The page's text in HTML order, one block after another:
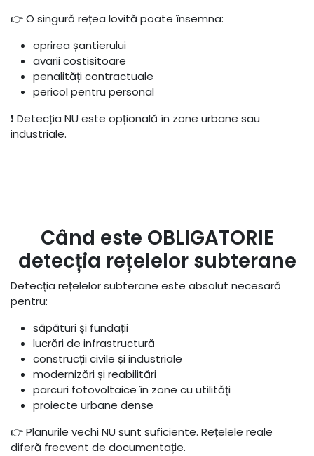
👉 O singură rețea lovită poate însemna:
oprirea șantierului
avarii costisitoare
penalități contractuale
pericol pentru personal
❗ Detecția NU este opțională în zone urbane sau
industriale.
Când este OBLIGATORIE
detecția rețelelor subterane
Detecția rețelelor subterane este absolut necesară
pentru:
săpături și fundații
lucrări de infrastructură
construcții civile și industriale
modernizări și reabilitări
parcuri fotovoltaice în zone cu utilități
proiecte urbane dense
👉 Planurile vechi NU sunt suficiente. Rețelele reale
diferă frecvent de documentație.